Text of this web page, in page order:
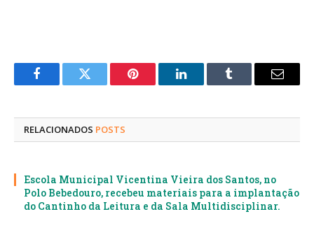
FacebookTwitter Pinterest LinkedInTumblr
E-
RELACIONADOS POSTS
Escola Municipal Vicentina Vieira dos Santos, no
Polo Bebedouro, recebeu materiais para a implantação
do Cantinho da Leitura e da Sala Multidisciplinar.